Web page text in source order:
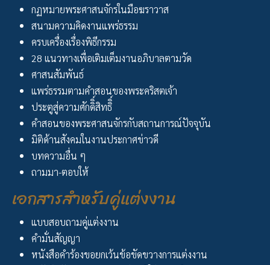
กฏหมายพระศาสนจักรในมือฆราวาส
สนามความคิดงานแพร่ธรรม
ครบเครื่องเรื่องพิธีกรรม
28 แนวทางเพื่อเติมเต็มงานอภิบาลตามวัด
ศาสนสัมพันธ์
แพร่ธรรมตามคำสอนของพระคริสตเจ้า
ประตูสู่ความศักดิิ์สิทธิิ์
คำสอนของพระศาสนจักรกับสถานการณ์ปัจจุบัน
มิติด้านสังคมในงานประกาศข่าวดี
บทความอื่น ๆ
ถามมา-ตอบให้
เอกสารสำหรับคู่แต่งงาน
แบบสอบถามคู่แต่งงาน
คำมั่นสัญญา
หนังสือคำร้องขอยกเว้นข้อขัดขวางการแต่งงาน